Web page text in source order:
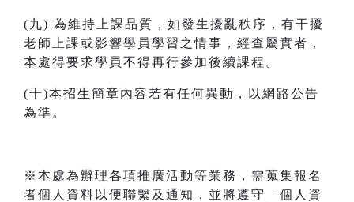
(九) 為維持上課品質，如發生擾亂秩序，有干擾
老師上課或影響學員學習之情事，經查屬實者，
本處得要求學員不得再行參加後續課程。
(十)本招生簡章內容若有任何異動，以網路公告
為準。
※本處為辦理各項推廣活動等業務，需蒐集報名
者個人資料以便聯繫及通知，並將遵守「個人資